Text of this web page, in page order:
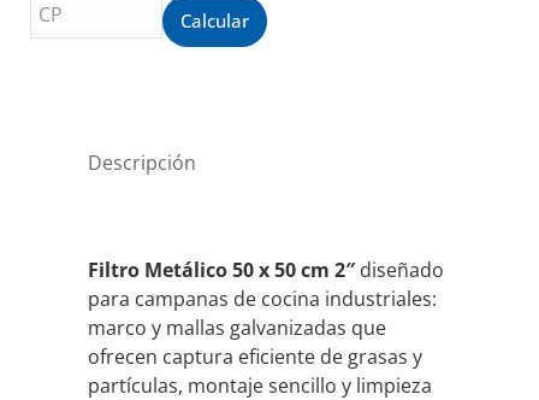
Calcular
Descripción
Filtro Metálico 50 x 50 cm 2″diseñado
para campanas de cocina industriales:
marco y mallas galvanizadas que
ofrecen captura eficiente de grasas y
partículas, montaje sencillo y limpieza